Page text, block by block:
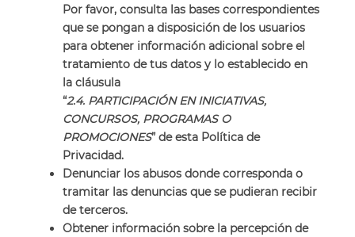
Por favor, consulta las bases correspondientes
que se pongan a disposición de los usuarios
para obtener información adicional sobre el
tratamiento de tus datos y lo establecido en
la cláusula
“2.4. PARTICIPACIÓN EN INICIATIVAS,
CONCURSOS, PROGRAMAS O
PROMOCIONES” de esta Política de
Privacidad.
Denunciar los abusos donde corresponda o
tramitar las denuncias que se pudieran recibir
de terceros.
Obtener información sobre la percepción de